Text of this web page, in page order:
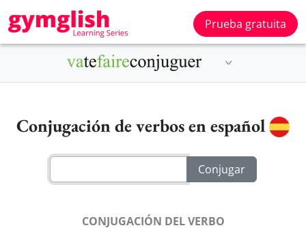
Prueba gratuita
Conjugación de verbos en español
CONJUGACIÓN DEL VERBO